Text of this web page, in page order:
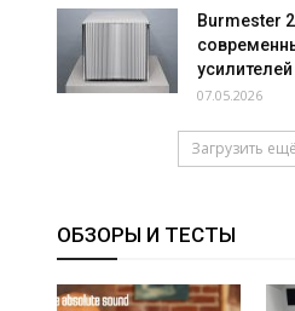
Burmester
07.05.2026
Загрузить ещё
ОБЗОРЫ И ТЕСТЫ